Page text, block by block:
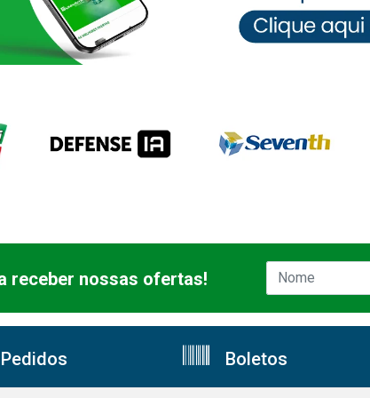
receber nossas ofertas!
Boletos